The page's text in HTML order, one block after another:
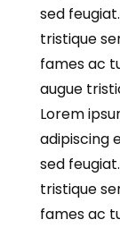
sed
tristique
fames ac
augue
Lorem
adipiscing
sed
tristique
fames ac